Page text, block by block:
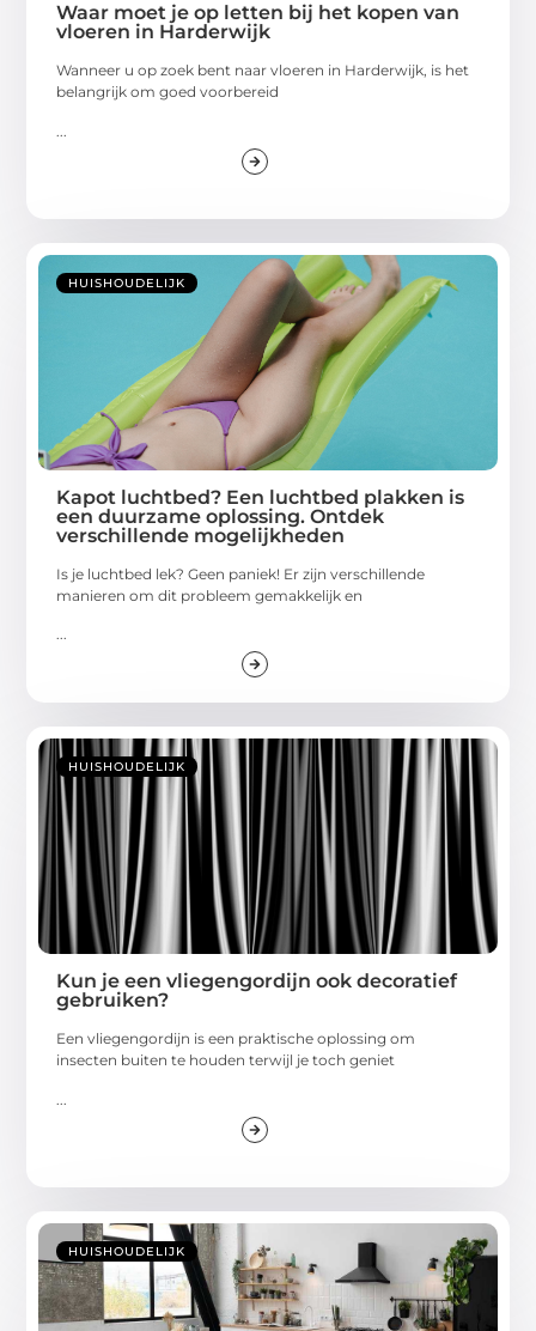
Waar moet je op letten bij het kopen van
vloeren in Harderwijk
Wanneer u op zoek bent naar vloeren in Harderwijk, is het
belangrijk om goed voorbereid
HUISHOUDELIJK
Kapot luchtbed? Een luchtbed plakken is
een duurzame oplossing. Ontdek
verschillende mogelijkheden
Is je luchtbed lek? Geen paniek! Er zijn verschillende
manieren om dit probleem gemakkelijk en
...
HUISHOUDELIJK
Kun je een vliegengordijn ook decoratief
gebruiken?
Een vliegengordijn is een praktische oplossing om
insecten buiten te houden terwijl je toch geniet
HUISHOUDELIJK